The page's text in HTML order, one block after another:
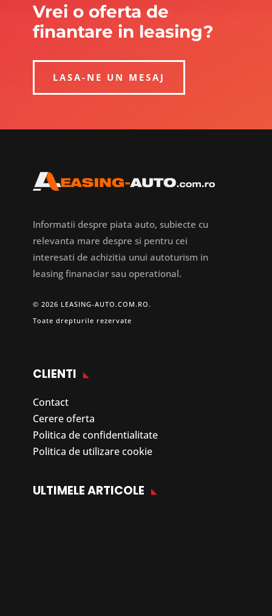
Vrei o oferta de
finantare in leasing?
LASA-NE UN MESAJ
Informatii despre piata auto, subiecte cu
relevanta mare despre si pentru cei
interesati de achizitia unui autoturism in
leasing finanaciar sau operational.
© 2026 LEASING-AUTO.COM.RO.
Toate drepturile rezervate
CLIENTI
Contact
Cerere oferta
Politica de confidentialitate
Politica de utilizare cookie
ULTIMELE ARTICOLE